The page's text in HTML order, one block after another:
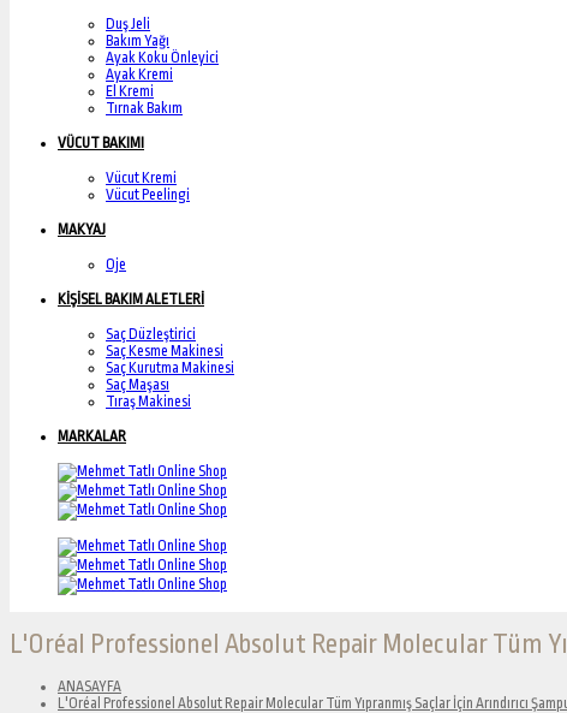
Duş Jeli
Bakım Yağı
Ayak Koku Önleyici
Ayak Kremi
El Kremi
Tırnak Bakım
VÜCUT BAKIMI
Vücut Kremi
Vücut Peelingi
MAKYAJ
Oje
KİŞİSEL BAKIM ALETLERİ
Saç Düzleştirici
Saç Kesme Makinesi
Saç Kurutma Makinesi
Saç Maşası
Tıraş Makinesi
MARKALAR
L'Oréal Professionel Absolut Repair Molecular Tüm
ANASAYFA
L'Oréal Professionel Absolut Repair Molecular Tüm Yıpranmış Saçlar İçin Arındırıcı